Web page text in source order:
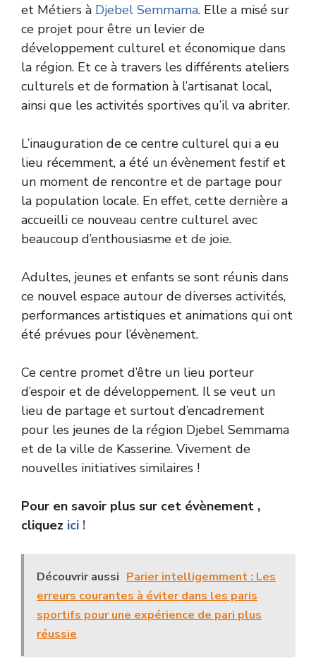
et Métiers à Djebel Semmama. Elle a misé sur
ce projet pour être un levier de
développement culturel et économique dans
la région. Et ce à travers les différents ateliers
culturels et de formation à l’artisanat local,
ainsi que les activités sportives qu’il va abriter.
L’inauguration de ce centre culturel qui a eu
lieu récemment, a été un évènement festif et
un moment de rencontre et de partage pour
la population locale. En effet, cette dernière a
accueilli ce nouveau centre culturel avec
beaucoup d’enthousiasme et de joie.
Adultes, jeunes et enfants se sont réunis dans
ce nouvel espace autour de diverses activités,
performances artistiques et animations qui ont
été prévues pour l’évènement.
Ce centre promet d’être un lieu porteur
d’espoir et de développement. Il se veut un
lieu de partage et surtout d’encadrement
pour les jeunes de la région Djebel Semmama
et de la ville de Kasserine. Vivement de
nouvelles initiatives similaires !
Pour en savoir plus sur cet évènement ,
cliquez ici !
Découvrir aussi Parier intelligemment : Les
erreurs courantes à éviter dans les paris
sportifs pour une expérience de pari plus
réussie